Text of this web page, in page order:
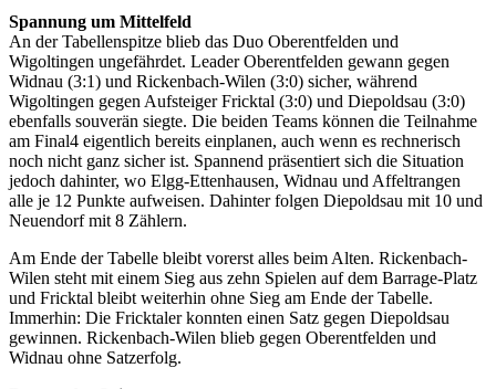
Spannung um Mittelfeld
An der Tabellenspitze blieb das Duo Oberentfelden und
Wigoltingen ungefährdet. Leader Oberentfelden gewann gegen
Widnau (3:1) und Rickenbach-Wilen (3:0) sicher, während
Wigoltingen gegen Aufsteiger Fricktal (3:0) und Diepoldsau (3:0)
ebenfalls souverän siegte. Die beiden Teams können die Teilnahme
am Final4 eigentlich bereits einplanen, auch wenn es rechnerisch
noch nicht ganz sicher ist. Spannend präsentiert sich die Situation
jedoch dahinter, wo Elgg-Ettenhausen, Widnau und Affeltrangen
alle je 12 Punkte aufweisen. Dahinter folgen Diepoldsau mit 10 und
Neuendorf mit 8 Zählern.
Am Ende der Tabelle bleibt vorerst alles beim Alten. Rickenbach-
Wilen steht mit einem Sieg aus zehn Spielen auf dem Barrage-Platz
und Fricktal bleibt weiterhin ohne Sieg am Ende der Tabelle.
Immerhin: Die Fricktaler konnten einen Satz gegen Diepoldsau
gewinnen. Rickenbach-Wilen blieb gegen Oberentfelden und
Widnau ohne Satzerfolg.